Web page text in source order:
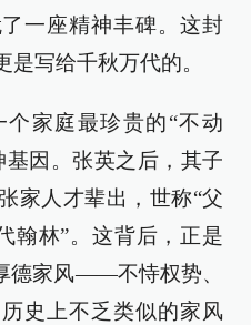
一座精神丰碑。这封
写给千秋万代的。
家庭最珍贵的“不动
因。张英之后，其子
家人才辈出，世称“父
翰林”。这背后，正是
德家风——不恃权势、
史上不乏类似的家风